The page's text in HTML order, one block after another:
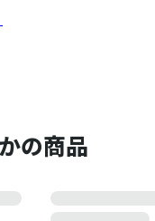
の商品